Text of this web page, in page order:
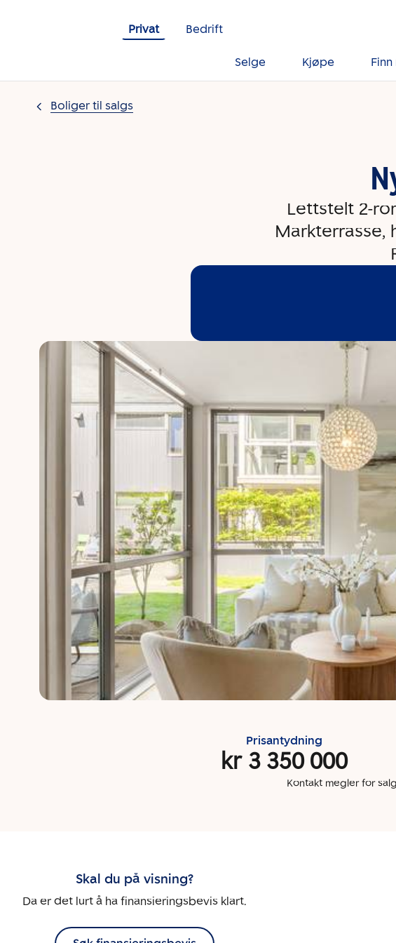
Privat
Bedrift
Selge Kjøpe
Boliger til salgs
Lettstelt 2-
Markterrasse,
Prisantydning
kr 3 350 000
Kontakt megler for
Skal du på visning?
Da er det lurt å ha finansieringsbevis klart.